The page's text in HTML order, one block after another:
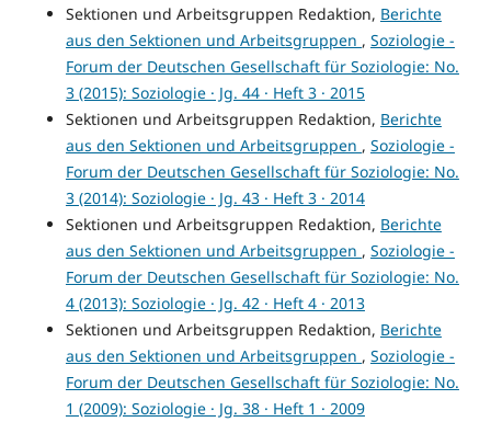
Sektionen und Arbeitsgruppen Redaktion, Berichte
aus den Sektionen und Arbeitsgruppen , Soziologie -
Forum der Deutschen Gesellschaft für Soziologie: No.
3 (2015): Soziologie · Jg. 44 · Heft 3 · 2015
Sektionen und Arbeitsgruppen Redaktion, Berichte
aus den Sektionen und Arbeitsgruppen , Soziologie -
Forum der Deutschen Gesellschaft für Soziologie: No.
3 (2014): Soziologie · Jg. 43 · Heft 3 · 2014
Sektionen und Arbeitsgruppen Redaktion, Berichte
aus den Sektionen und Arbeitsgruppen , Soziologie -
Forum der Deutschen Gesellschaft für Soziologie: No.
4 (2013): Soziologie · Jg. 42 · Heft 4 · 2013
Sektionen und Arbeitsgruppen Redaktion, Berichte
aus den Sektionen und Arbeitsgruppen , Soziologie -
Forum der Deutschen Gesellschaft für Soziologie: No.
1 (2009): Soziologie · Jg. 38 · Heft 1 · 2009